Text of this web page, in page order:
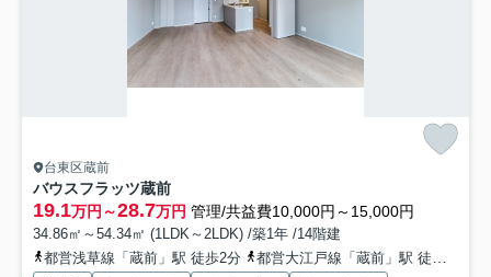
台東区蔵前
バウスフラッツ蔵前
19.1万円～28.7万円 管理/共益費10,000円～15,000円
34.86㎡～54.34㎡ (1LDK～2LDK) /築1年 /14階建
都営浅草線「蔵前」駅 徒歩2分
都営大江戸線「蔵前」駅 徒歩5分